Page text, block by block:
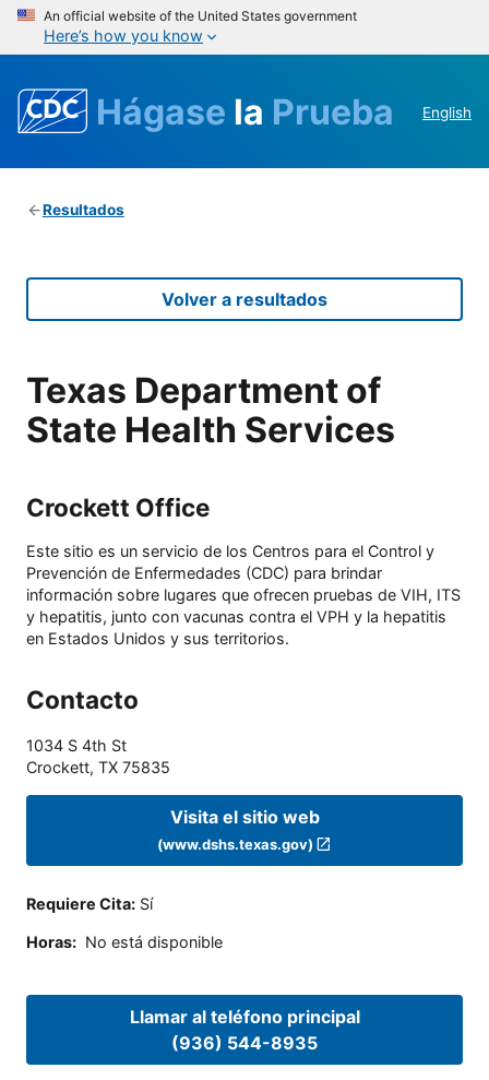
An official website of the United States government
Here’s how you know
Hágase la Prueba English
Resultados
Volver a resultados
Texas Department of
State Health Services
Crockett Office
Este sitio es un servicio de los Centros para el Control y
Prevención de Enfermedades (CDC) para brindar
información sobre lugares que ofrecen pruebas de VIH, ITS
y hepatitis, junto con vacunas contra el VPH y la hepatitis
en Estados Unidos y sus territorios.
Contacto
1034 S 4th St
Crockett, TX 75835
Visita el sitio web
(www.dshs.texas.gov)
Requiere Cita: Sí
Horas: No está disponible
Llamar al teléfono principal
(936) 544-8935